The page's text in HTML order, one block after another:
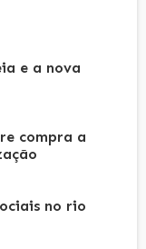
e a nova
compra a
no rio